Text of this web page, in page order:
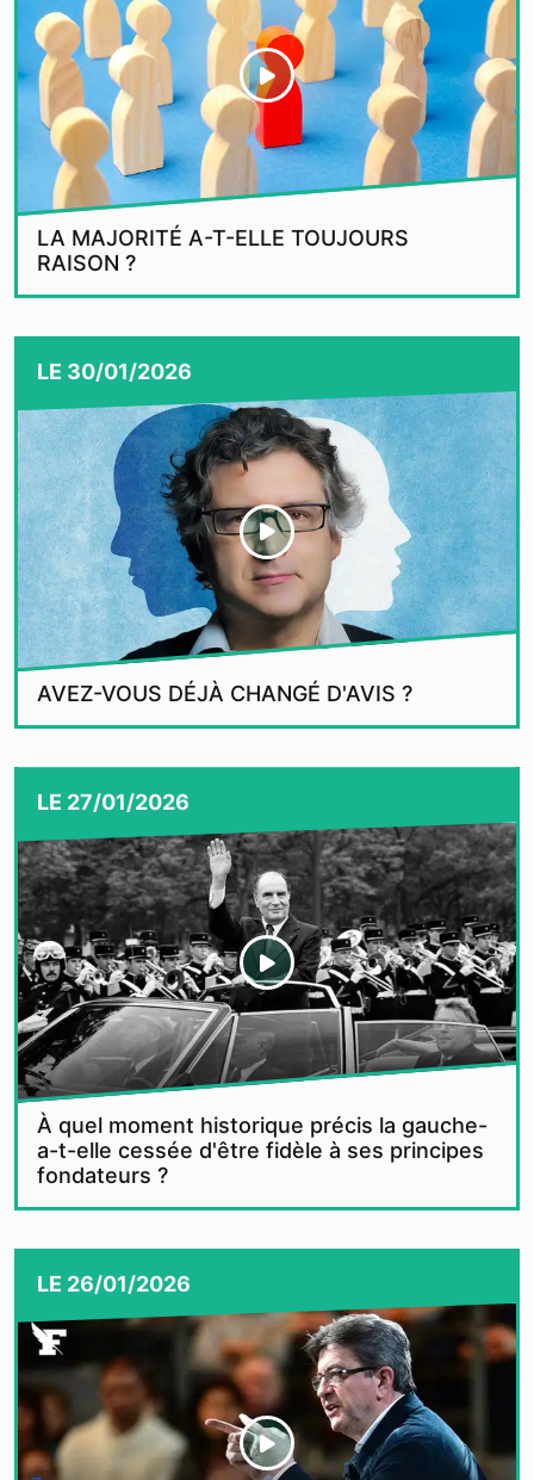
LA MAJORITÉ A-T-ELLE TOUJOURS
RAISON ?
LE 30/01/2026
AVEZ-VOUS DÉJÀ CHANGÉ D'AVIS ?
LE 27/01/2026
À quel moment historique précis la gauche-
a-t-elle cessée d'être fidèle à ses principes
fondateurs ?
LE 26/01/2026